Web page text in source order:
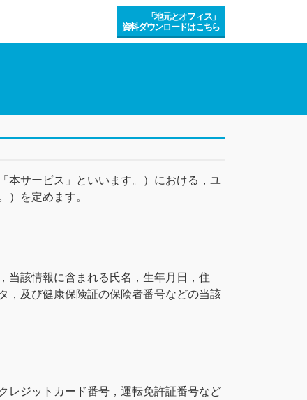
「地元とオフィス」
資料ダウンロードはこちら
本サービス」といいます。）における，ユ
）を定めます。
当該情報に含まれる氏名，生年月日，住
，及び健康保険証の保険者番号などの当該
レジットカード番号，運転免許証番号など